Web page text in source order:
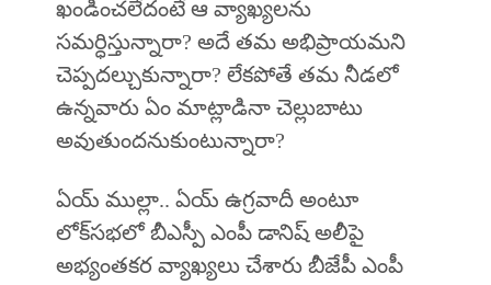
ఖండించలేదంటే ఆ వ్యాఖ్యలను
సమర్ధిస్తున్నారా? అదే తమ అభిప్రాయమని
చెప్పదల్చుకున్నారా? లేకపోతే తమ నీడలో
ఉన్నవారు ఏం మాట్లాడినా చెల్లుబాటు
అవుతుందనుకుంటున్నారా?
ఏయ్‌ ముల్లా.. ఏయ్‌ ఉగ్రవాదీ అంటూ
లోక్‌సభలో బీఎస్పీ ఎంపీ డానిష్‌ అలీపై
అభ్యంతకర వ్యాఖ్యలు చేశారు బీజేపీ ఎంపీ